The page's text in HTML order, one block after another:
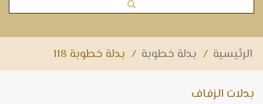
الرئيسية / بدلة خطوبة / بدلة خطوبة 118
بدلات الزفاف